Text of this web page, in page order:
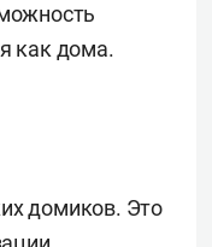
как дома.
домиков. Это